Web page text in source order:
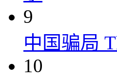
9
中国骗局
10